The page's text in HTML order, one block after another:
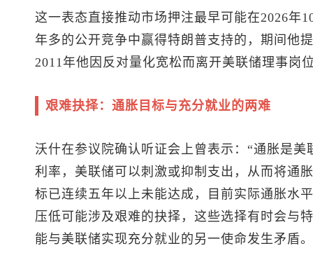
这一表态直接推动市场押注最早可能在2026年
年多的公开竞争中赢得特朗普支持的，期间他
2011年他因反对量化宽松而离开美联储理事岗
艰难抉择：通胀目标与充分就业的两难
沃什在参议院确认听证会上曾表示：“通胀是
利率，美联储可以刺激或抑制支出，从而将通
标已连续五年以上未能达成，目前实际通胀水
压低可能涉及艰难的抉择，这些选择有时会与
能与美联储实现充分就业的另一使命发生矛盾。